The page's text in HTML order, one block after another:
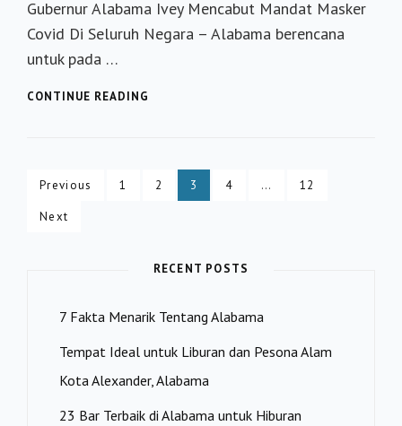
Gubernur Alabama Ivey Mencabut Mandat Masker
Covid Di Seluruh Negara – Alabama berencana
untuk pada …
CONTINUE READING
MASKER
COVID
Posts
pagination
Previous Page
1 Page
2 Page
3 Page
4 … Page
12
Next
RECENT POSTS
7 Fakta Menarik Tentang Alabama
Tempat Ideal untuk Liburan dan Pesona Alam
Kota Alexander, Alabama
23 Bar Terbaik di Alabama untuk Hiburan